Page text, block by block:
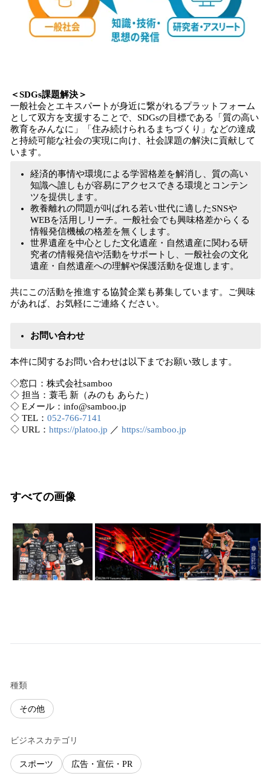
＜SDGs課題解決＞
一般社会とエキスパートが身近に繋がれるプラットフォーム
として双方を支援することで、SDGsの目標である「質の高い
教育をみんなに」「住み続けられるまちづくり」などの達成
と持続可能な社会の実現に向け、社会課題の解決に貢献して
います。
経済的事情や環境による学習格差を解消し、質の高い
知識へ誰しもが容易にアクセスできる環境とコンテン
ツを提供します。
教養離れの問題が叫ばれる若い世代に適したSNSや
WEBを活用しリーチ。一般社会でも興味格差からくる
情報発信機械の格差を無くします。
世界遺産を中心とした文化遺産・自然遺産に関わる研
究者の情報発信や活動をサポートし、一般社会の文化
遺産・自然遺産への理解や保護活動を促進します。
共にこの活動を推進する協賛企業も募集しています。ご興味
があれば、お気軽にご連絡ください。
お問い合わせ
本件に関するお問い合わせは以下までお願い致します。
◇窓口：株式会社samboo
◇ 担当：蓑毛 新（みのも あらた）
◇ Eメール：info@samboo.jp
◇ TEL： 052-766-7141
◇ URL： https://platoo.jp ／ https://samboo.jp
すべての画像
種類
その他
ビジネスカテゴリ
スポーツ 広告・宣伝・PR